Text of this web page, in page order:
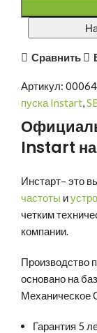
Сравнить
Артикул:
пуска Instart,
Instart
Инстарт– это
частоты и
четким
компании.
Производство
основано на
Гарантия 5